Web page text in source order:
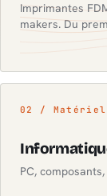
Imprimantes
makers. Du
02 / Matériel
PC,